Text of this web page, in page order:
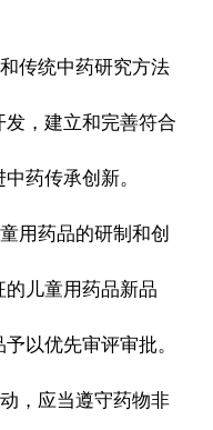
传统中药研究方法
，建立和完善符合
药传承创新。
用药品的研制和创
儿童用药品新品
以优先审评审批。
应当遵守药物非